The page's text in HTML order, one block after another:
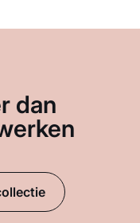
dan